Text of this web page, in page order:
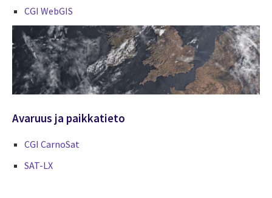
CGI WebGIS
Avaruus ja paikkatieto
CGI CarnoSat
SAT-LX